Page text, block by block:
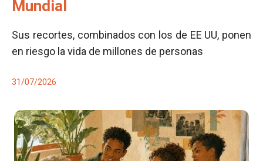
Mundial
Sus recortes, combinados con los de EE UU, ponen
en riesgo la vida de millones de personas
31/07/2026